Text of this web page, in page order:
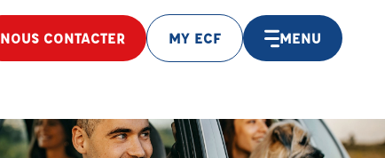
NOUS CONTACTER MY ECF MENU